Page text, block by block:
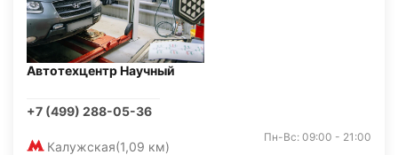
Автотехцентр Научный
+7 (499) 288-05-36
Калужская(1,09 км)
Пн-Вс: 09:00 - 21:00